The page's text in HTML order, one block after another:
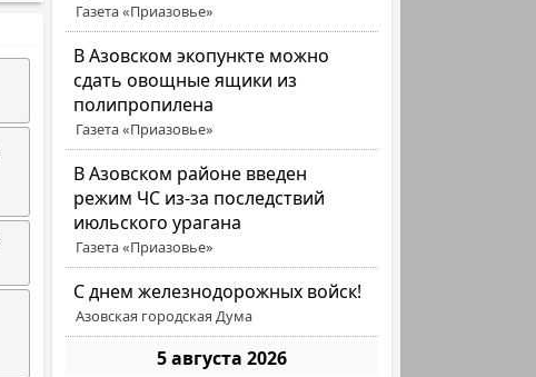
Газета «Приазовье»
В Азовском экопункте можно
сдать овощные ящики из
полипропилена
Газета «Приазовье»
В Азовском районе введен
режим ЧС из-за последствий
июльского урагана
Газета «Приазовье»
С днем железнодорожных войск!
Азовская городская Дума
5 августа 2026